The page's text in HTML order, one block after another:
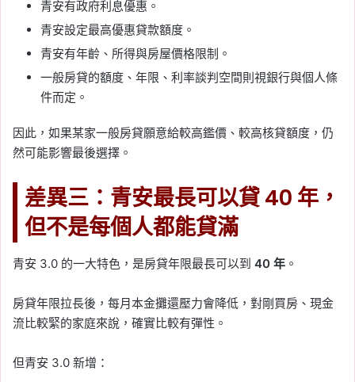
青安有政府利息優惠。
青安設定最高優惠貸款額度。
青安有年齡、所得與房屋價格限制。
一般房貸的額度、年限、利率談判空間則視銀行與個人條
件而定。
因此，如果某家一般房貸願意給較高鑑價、較高核貸額度，仍
然可能影響最後選擇。
差異三：青安最長可以貸 40 年，
但不是每個人都能貸滿
青安 3.0 的一大特色，是房貸年限最長可以到 40 年 。
房貸年限拉長後，每月本金攤還壓力會降低，對剛買房、現金
流比較緊的家庭來說，確實比較有彈性。
但青安 3.0 新增：